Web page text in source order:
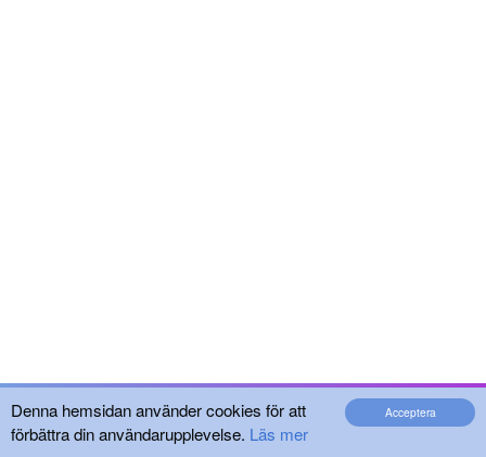
Acceptera
Denna hemsidan använder cookies för att
förbättra din användarupplevelse. Läs mer